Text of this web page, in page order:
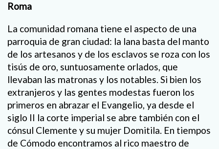
Roma
La comunidad romana tiene el aspecto de una
parroquia de gran ciudad: la lana basta del manto
de los artesanos y de los esclavos se roza con los
tisús de oro, suntuosamente orlados, que
llevaban las matronas y los notables. Si bien los
extranjeros y las gentes modestas fueron los
primeros en abrazar el Evangelio, ya desde el
siglo II la corte imperial se abre también con el
cónsul Clemente y su mujer Domitila. En tiempos
de Cómodo encontramos al rico maestro de